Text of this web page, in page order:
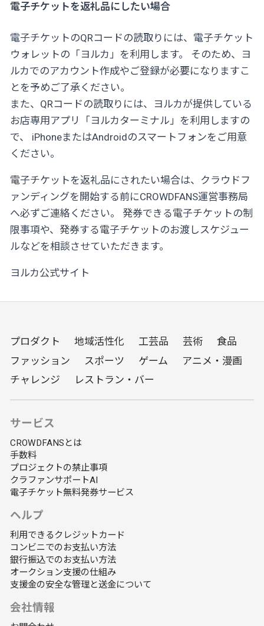
電子チケットを返礼品にしたい場合
電子チケットのQRコードの読取りには、電子チケット
ウォレットの「ヨルカ 」を利用します。 そのため、ヨ
ルカでのアカウント作成やご登録が必要になりますこ
とを予めご了承ください。
また、QRコードの読取りには、ヨルカが提供している
お店専用アプリ「ヨルカターミナル」を利用しますの
で、 iPhoneまたはAndroidのスマートフォンをご用意
ください。
電子チケットを返礼品にされたい場合は、クラウドフ
ァンディングを開始する前にCROWDFANS運営事務局
へ必ずご連絡ください。 発券できる電子チケットの制
限事項や、発券する電子チケットのお渡しスケジュー
ルなどを相談させていただきます。
ヨルカ公式サイト
プロダクト 地域活性化 工芸品 芸術
食品
ファッション
スポーツ ゲーム
アニメ・漫画
チャレンジ
レストラン・バー
サービス
CROWDFANSとは
手数料
プロジェクトの禁止事項
クラファンサポートAI
電子チケット無料発券サービス
ヘルプ
利用できるクレジットカード
コンビニでのお支払い方法
銀行振込でのお支払い方法
オークション支援の仕組み
支援金の安全な管理と送金について
会社情報